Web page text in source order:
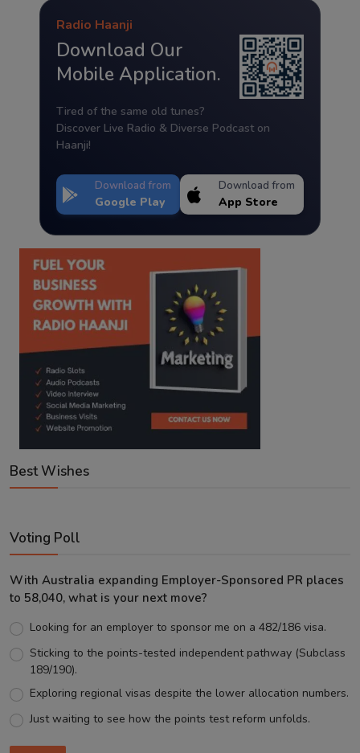
Radio Haanji
Download Our
Mobile Application.
Tired of the same old tunes?
Discover Live Radio & Diverse Podcast on
Haanji!
Download from
Google Play
Download from
App Store
Best Wishes
Voting Poll
With Australia expanding Employer-Sponsored PR places
to 58,040, what is your next move?
Looking for an employer to sponsor me on a 482/186 visa.
Sticking to the points-tested independent pathway (Subclass
189/190).
Exploring regional visas despite the lower allocation numbers.
Just waiting to see how the points test reform unfolds.